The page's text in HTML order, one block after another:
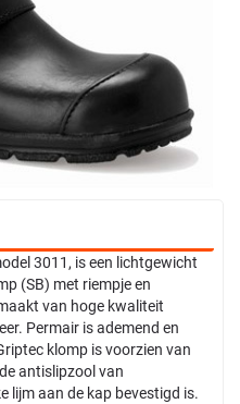
3011, is een lichtgewicht
(SB) met riempje en
van hoge kwaliteit
Permair is ademend en
klomp is voorzien van
antislipzool van
lijm aan de kap bevestigd is.